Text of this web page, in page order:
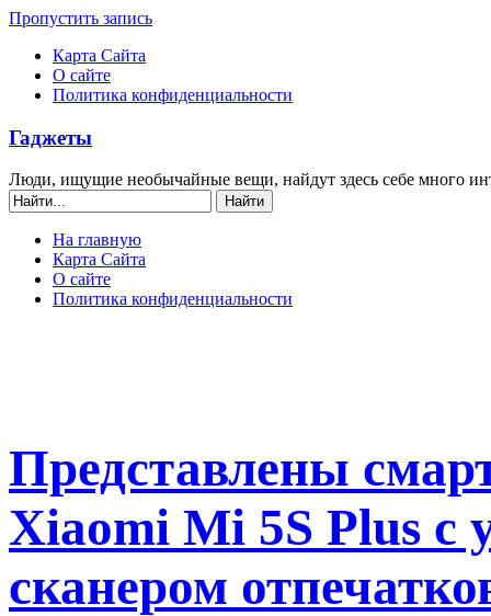
Пропустить запись
Карта Сайта
О сайте
Политика конфиденциальности
Гаджеты
Люди, ищущие необычайные вещи, найдут здесь себе много
На главную
Карта Сайта
О сайте
Политика конфиденциальности
Представлены
Xiaomi Mi 5S Plus с
сканером